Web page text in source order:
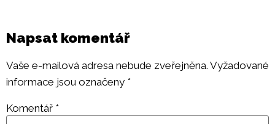
Napsat komentář
Vaše e-mailová adresa nebude zveřejněna. Vyžadované
informace jsou označeny *
Komentář *